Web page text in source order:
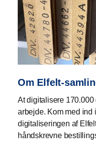
Om Elfelt-
At digitalisere
arbejde. Kom med ind
digitaliseringen af
håndskrevne